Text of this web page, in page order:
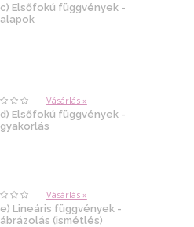
c) Elsőfokú függvények -
alapok
Vásárlás »
d) Elsőfokú függvények -
gyakorlás
Vásárlás »
e) Lineáris függvények -
ábrázolás (ismétlés)